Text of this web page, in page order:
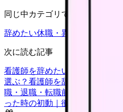
同じ中カテゴリで見る
辞めたい休職・異動
次に読む記事
看護師を辞めたい時の判断基準
選ぶ？ 看護師を辞めたいけどお
職・退職・転職前に確認すること
った時の初動｜衝動的に辞める